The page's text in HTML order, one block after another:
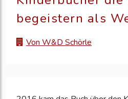
begeistern als
Von W&D Schörle